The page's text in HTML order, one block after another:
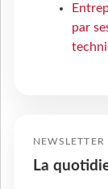
par
NEWSLETTER
La